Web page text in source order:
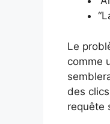
Le
comme
des
requête